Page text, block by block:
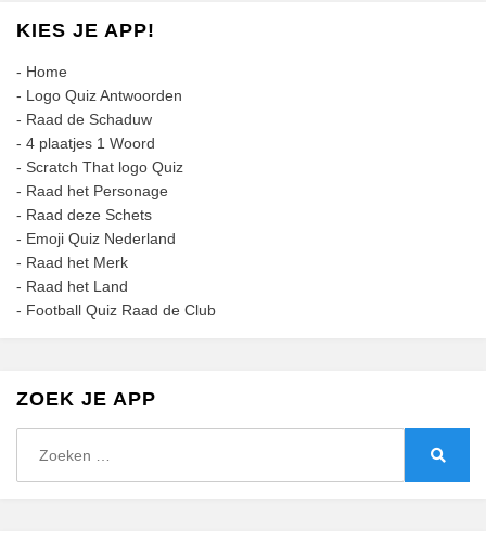
KIES JE APP!
- Home
- Logo Quiz Antwoorden
- Raad de Schaduw
- 4 plaatjes 1 Woord
- Scratch That logo Quiz
- Raad het Personage
- Raad deze Schets
- Emoji Quiz Nederland
- Raad het Merk
- Raad het Land
- Football Quiz Raad de Club
ZOEK JE APP
naar: